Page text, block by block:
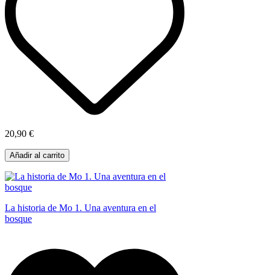
20,90 €
Añadir al carrito
La historia de Mo 1. Una aventura en el
bosque